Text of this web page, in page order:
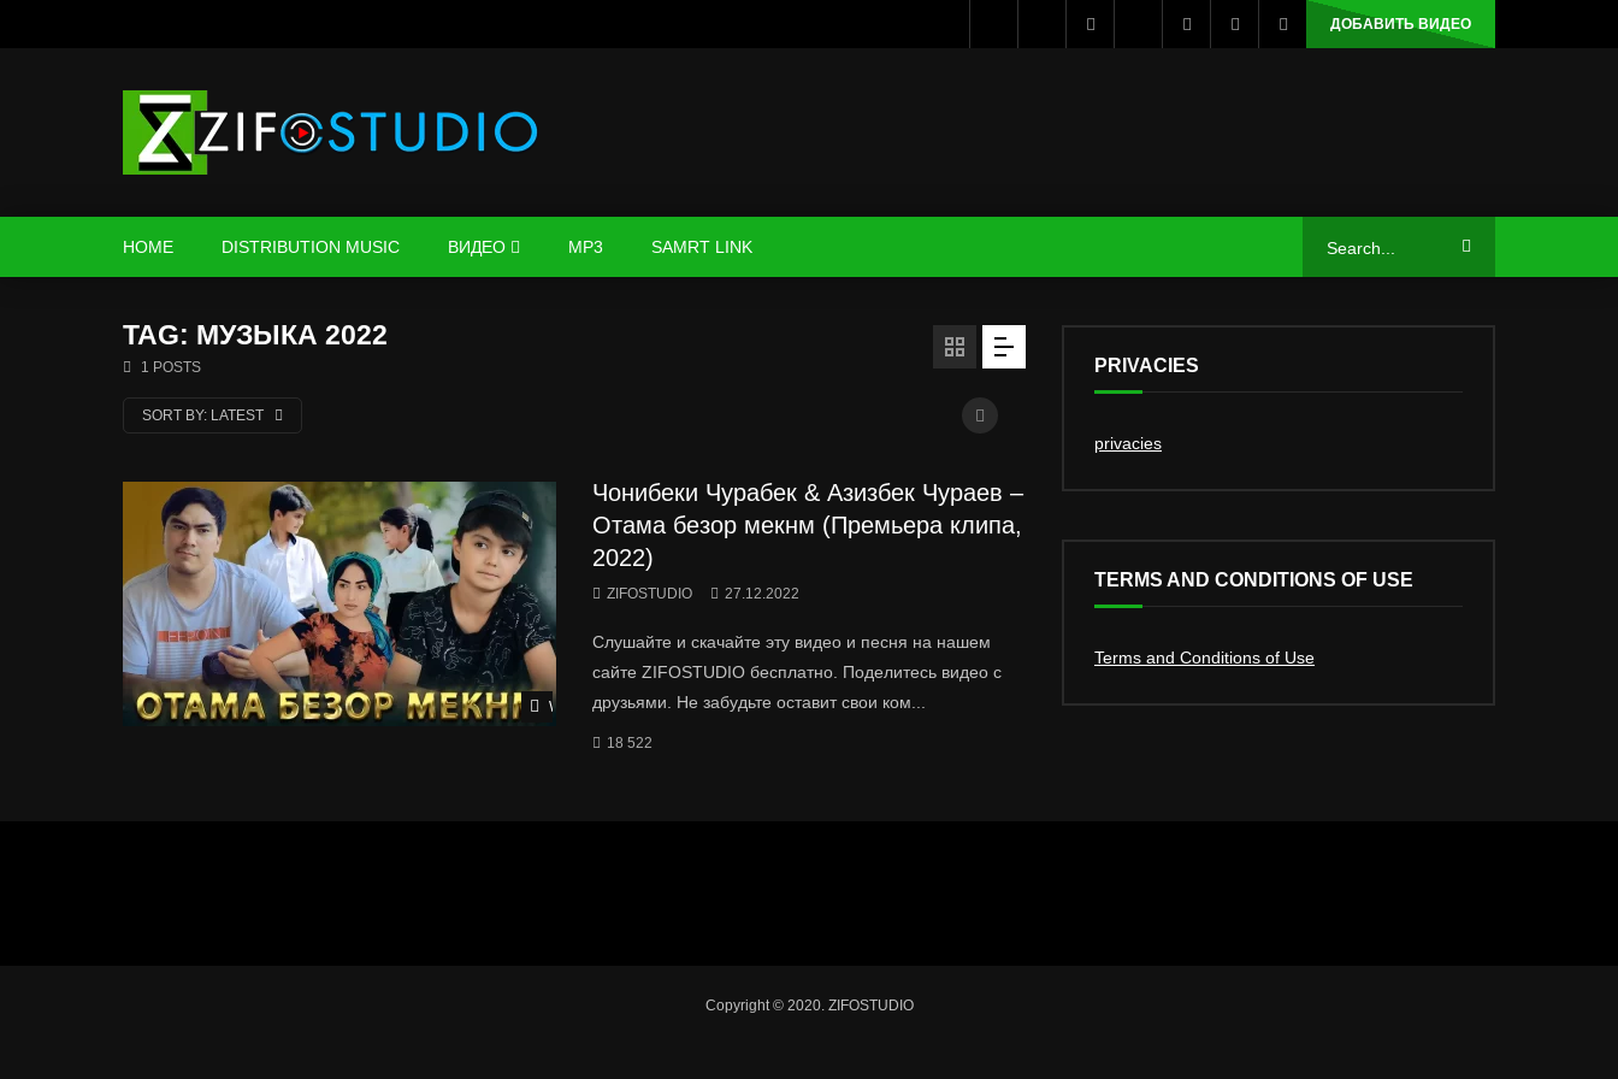
ДОБАВИТЬ ВИДЕО
HOME DISTRIBUTION MUSIC ВИДЕО MP3 SAMRT LINK
TAG: МУЗЫКА 2022
1 POSTS
SORT BY: LATEST
Watch Later
Чонибеки Чурабек & Азизбек Чураев –
Отама безор мекнм (Премьера клипа,
2022)
ZIFOSTUDIO 27.12.2022
Слушайте и скачайте эту видео и песня на нашем
сайте ZIFOSTUDIO бесплатно. Поделитесь видео с
друзьями. Не забудьте оставит свои ком...
18 522
PRIVACIES
privacies
TERMS AND CONDITIONS OF USE
Terms and Conditions of Use
Copyright © 2020. ZIFOSTUDIO